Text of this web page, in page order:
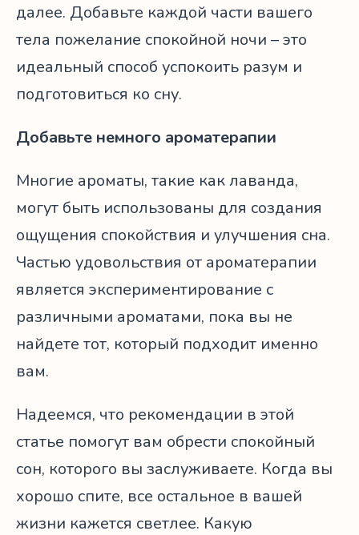
далее. Добавьте каждой части вашего
тела пожелание спокойной ночи – это
идеальный способ успокоить разум и
подготовиться ко сну.
Добавьте немного ароматерапии
Многие ароматы, такие как лаванда,
могут быть использованы для создания
ощущения спокойствия и улучшения сна.
Частью удовольствия от ароматерапии
является экспериментирование с
различными ароматами, пока вы не
найдете тот, который подходит именно
вам.
Надеемся, что рекомендации в этой
статье помогут вам обрести спокойный
сон, которого вы заслуживаете. Когда вы
хорошо спите, все остальное в вашей
жизни кажется светлее. Какую